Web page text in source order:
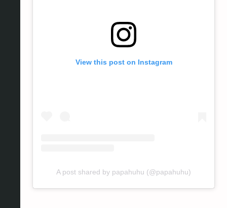
View this post on Instagram
A post shared by papahuhu (@papahuhu)